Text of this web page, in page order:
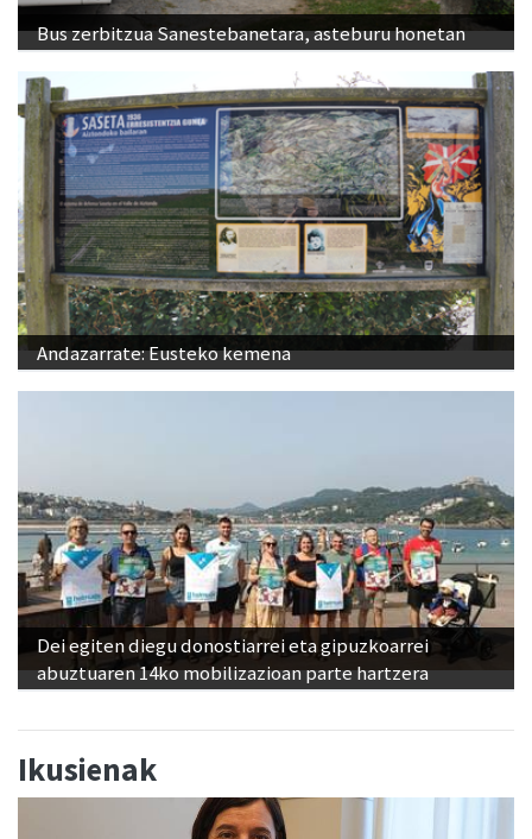
Bus zerbitzua Sanestebanetara, asteburu honetan
Andazarrate: Eusteko kemena
Dei egiten diegu donostiarrei eta gipuzkoarrei
abuztuaren 14ko mobilizazioan parte hartzera
Ikusienak